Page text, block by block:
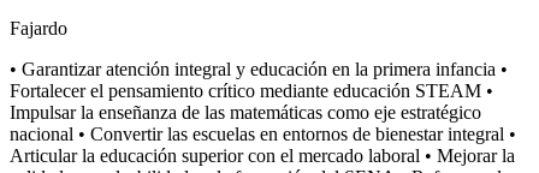
Fajardo
• Garantizar atención integral y educación en la primera infancia •
Fortalecer el pensamiento crítico mediante educación STEAM •
Impulsar la enseñanza de las matemáticas como eje estratégico
nacional • Convertir las escuelas en entornos de bienestar integral •
Articular la educación superior con el mercado laboral • Mejorar la